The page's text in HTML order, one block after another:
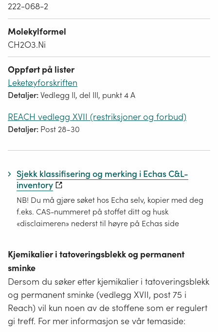
222-068-2
Molekylformel
CH2O3.Ni
Oppført på lister
Leketøyforskriften
Detaljer:Vedlegg II, del III, punkt 4 A
REACH vedlegg XVII (restriksjoner og forbud)
Detaljer: Post 28-30
Sjekk klassifisering og merking i Echas C&L-
inventory
NB! Du må gjøre søket hos Echa selv, kopier med deg
f.eks. CAS-nummeret på stoffet ditt og husk
«disclaimeren» nederst til høyre på Echas side
Kjemikalier i tatoveringsblekk og permanent
sminke
Dersom du søker etter kjemikalier i tatoveringsblekk
og permanent sminke (vedlegg XVII, post 75 i
Reach) vil kun noen av de stoffene som er regulert
gi treff. For mer informasjon se vår temaside: